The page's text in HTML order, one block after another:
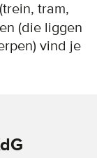
(trein, tram,
(die liggen
vind je